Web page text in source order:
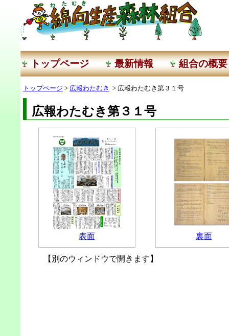
トップページ 最新情報 組合の概要
トップページ > 広報わたむき > 広報わたむき第３１号
広報わたむき第３１号
表面 裏面
【別のウィンドウで開きます】